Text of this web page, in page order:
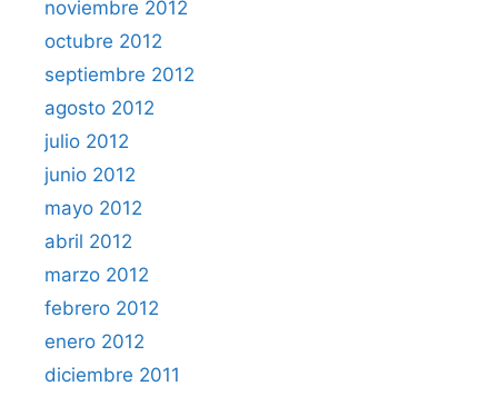
noviembre 2012
octubre 2012
septiembre 2012
agosto 2012
julio 2012
junio 2012
mayo 2012
abril 2012
marzo 2012
febrero 2012
enero 2012
diciembre 2011